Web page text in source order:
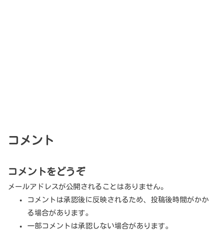
コメント
コメントをどうぞ
メールアドレスが公開されることはありません。
コメントは承認後に反映されるため、投稿後時間がかか
る場合があります。
一部コメントは承認しない場合があります。